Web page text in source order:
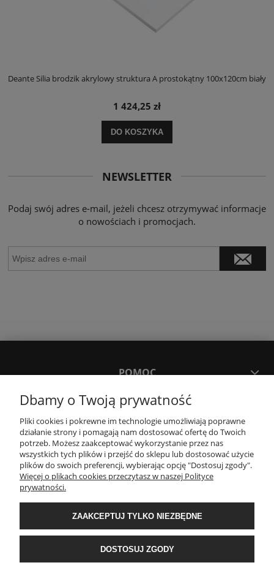
Deante Silia brodzik akrylowy struktura A prostokątny 100x120cm biały
1 424,25 zł
DO KOSZYKA
NEWSLETTER
Podaj swój adres e-mail, jeżeli chcesz otrzymywać informacje
o nowościach i promocjach.
POMOC
MOJE KONTO
PŁATNOŚCI I DOSTAWA
KONTAKT
Wyposażenie łazienek Łazienki.eco | Pawła 23, 41-708 Ruda Śląska | E-mail:
sklep@lazienki.eco | Tel.: 600 012 164 lub 600 012 159 | TGS Przemysław
Stoń | NIP: 6312213594 | REGON: 276403698
Dbamy o Twoją prywatność
Pliki cookies i pokrewne im technologie umożliwiają poprawne
działanie strony i pomagają nam dostosować ofertę do Twoich
potrzeb. Możesz zaakceptować wykorzystanie przez nas
wszystkich tych plików i przejść do sklepu lub dostosować użycie
plików do swoich preferencji, wybierając opcję "Dostosuj zgody".
Więcej o plikach cookies przeczytasz w naszej Polityce
prywatności.
ZAAKCEPTUJ TYLKO NIEZBĘDNE
DOSTOSUJ ZGODY